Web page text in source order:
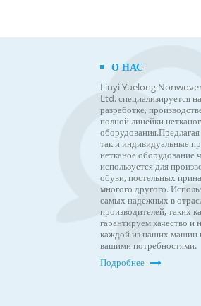
О НАС
Linyi Yuelong
Ltd. специализируется
разработке,
полной линейки
оборудования.
так и индивидуальные
нетканое оборудование
используется для
обуви, постельных
многого другого.
самых надежных в
производителей, таких
гарантируем качество и
каждой из наших машин
вашими потребностями.
Подробнее